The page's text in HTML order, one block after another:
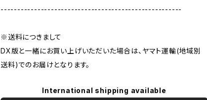
------------------------------------------------------
※送料につきまして
DX版と一緒にお買い上げいただいた場合は、ヤマト運輸(地域別
送料)でのお届けとなります。
International shipping available